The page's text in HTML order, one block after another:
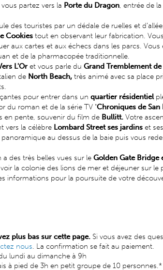
partez vers la Porte du Dragon, entrée de
des touristes par un dédale de ruelles et
Cookies tout en observant leur fabrication.
aux cartes et aux échecs dans les parcs.
et de la pharmacopée traditionnelle.
L'Or et vous parle du Grand Tremblement de
de North Beach, très animé avec sa place
pour entrer dans un quartier résidentiel
du roman et de la série TV "Chroniques de San
en pente, souvenir du film de Bullitt. Votre
vers la célèbre Lombard Street ses jardins et
au dessus de la baie puis vous
des très belles vues sur le Golden Gate Bridge
la colonie des lions de mer et déjeuner sur le
informations pour la poursuite de votre
plus bas sur cette page. Si vous avez des
nous. La confirmation se fait au paiement.
lundi au dimanche à 9h
à pied de 3h en petit groupe de 10 personnes.*